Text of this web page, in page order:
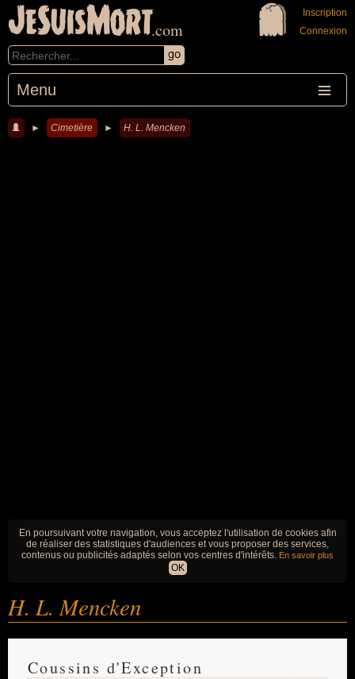
JeSuisMort.com
Menu
Inscription
Connexion
► Cimetière ► H. L. Mencken
En poursuivant votre navigation, vous acceptez l'utilisation de cookies afin
de réaliser des statistiques d'audiences et vous proposer des services,
contenus ou publicités adaptés selon vos centres d'intérêts. En savoir plus
OK
H. L. Mencken
Coussins d'Exception